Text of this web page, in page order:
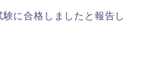
に合格しましたと報告し